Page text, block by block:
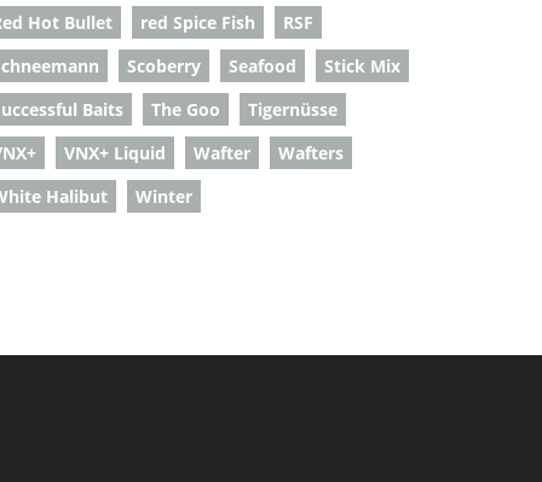
Hot Bullet
red Spice Fish
RSF
Scoberry Seafood
Stick Mix
Baits
The Goo
Tigernüsse
VNX+ Liquid Wafter
Wafters
Halibut
Winter